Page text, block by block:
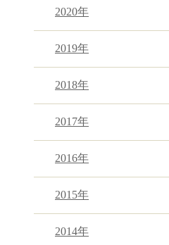
2020年
2019年
2018年
2017年
2016年
2015年
2014年